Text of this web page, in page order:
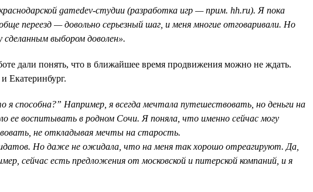
gamedev-студии (разработка игр — прим. hh.ru). Я пока
переезд — довольно серьезный шаг, и меня многие отговаривали. Но
выбором доволен».
дали понять, что в ближайшее время продвижения можно не ждать.
Екатеринбург.
способна?” Например, я всегда мечтала путешествовать, но деньги на
ее воспитывать в родном Сочи. Я поняла, что именно сейчас могу
не откладывая мечты на старость.
Но даже не ожидала, что на меня так хорошо отреагируют. Да,
сейчас есть предложения от московской и питерской компаний, и я